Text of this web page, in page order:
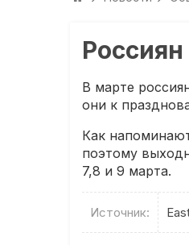
В марте
они к
Как
поэтому
7,8 и 9 марта.
Источник: